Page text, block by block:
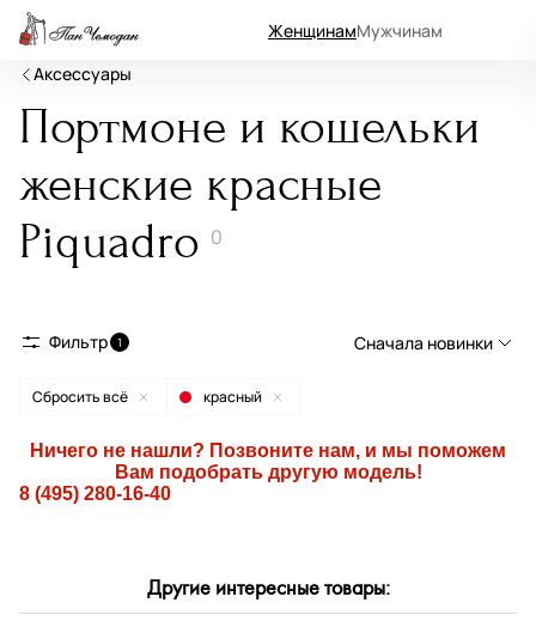
ЖенщинамМужчинам
Аксессуары
Портмоне и кошельки
женские красные
Piquadro 0
Фильтр 1 Сначала новинки
Сначала популярные
По возрастанию цены
По скорости доставки
Сбросить всё красный
Ничего не нашли? Позвоните нам, и мы поможем
Вам подобрать другую модель!
8 (495) 280-16-40
Другие интересные товары: